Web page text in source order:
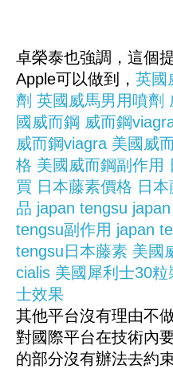
卓榮泰也強調，這個
Apple可以做到， 英國
劑 英國威馬男用噴劑
國威而鋼 威而鋼
威而鋼viagra 美國威
格 美國威而鋼副作用
買 日本藤素價格 日
品 japan tengsu
tengsu副作用 japan
tengsu日本藤素 美國
cialis 美國犀利士30粒
士效果
其他平台沒有理由不
對國際平台在技術內
的部分沒有辦法去約